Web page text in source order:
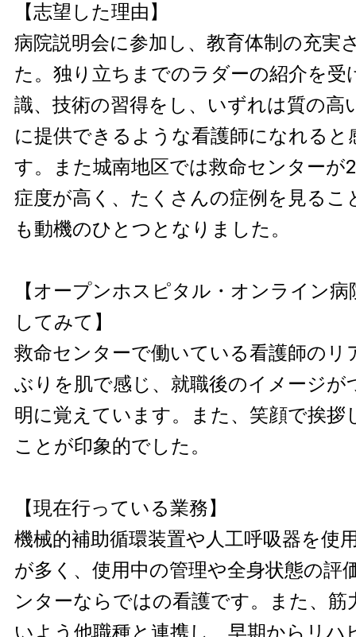
【志望した理由】
病院説明会に参加し、教育体制の充実
た。独り立ちまでのラダーの紹介を受
識、技術の習得をし、いずれは質の高
に提供できるような看護師になれると
す。また城南地区では救命センターが
症度が高く、たくさんの症例を見るこ
も動機のひとつとなりました。
【オープンホスピタル・オンライン
してみて】
救命センターで働いている看護師のリ
ぶりを肌で感じ、就職後のイメージが
明に覚えています。また、笑顔で挨拶
ことが印象的でした。
【現在行っている業務】
機械的補助循環装置や人工呼吸器を使
が多く、使用中の管理や全身状態の評
ンターならではの看護です。また、筋
いよう他職種と連携し、早期からリハ